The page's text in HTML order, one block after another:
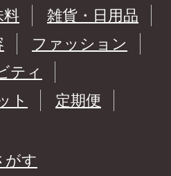
料
雑貨・日用品
ファッション
ティ
ト
定期便
がす